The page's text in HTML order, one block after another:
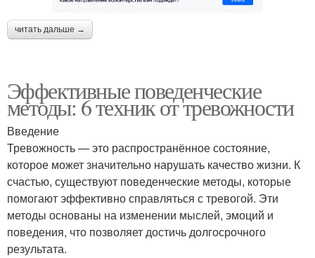
читать дальше →
Эффективные поведенческие
методы: 6 техник от тревожности
Введение
Тревожность — это распространённое состояние,
которое может значительно нарушать качество жизни. К
счастью, существуют поведенческие методы, которые
помогают эффективно справляться с тревогой. Эти
методы основаны на изменении мыслей, эмоций и
поведения, что позволяет достичь долгосрочного
результата.